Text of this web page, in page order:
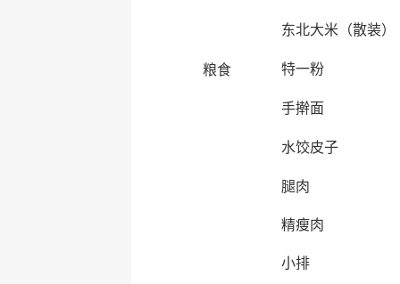
粮食
东北大米（散装）
特一粉
手擀面
水饺皮子
腿肉
精瘦肉
小排